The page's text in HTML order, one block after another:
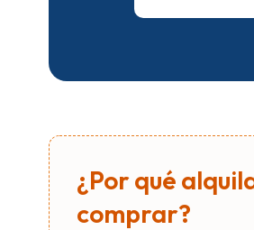
¿Por qué
comprar?